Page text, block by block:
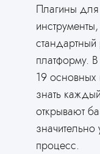
Плагины
платформу.
19
знать
открывают
процесс.